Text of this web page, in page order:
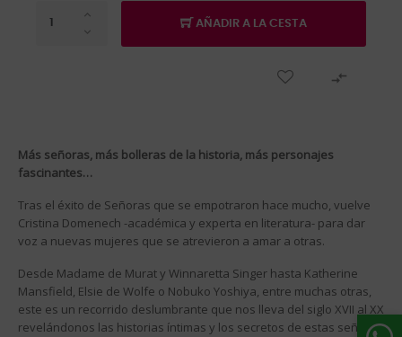
AÑADIR A LA CESTA

Más señoras, más bolleras de la historia, más personajes
fascinantes…
Tras el éxito de Señoras que se empotraron hace mucho, vuelve
Cristina Domenech -académica y experta en literatura- para dar
voz a nuevas mujeres que se atrevieron a amar a otras.
Desde Madame de Murat y Winnaretta Singer hasta Katherine
Mansfield, Elsie de Wolfe o Nobuko Yoshiya, entre muchas otras,
este es un recorrido deslumbrante que nos lleva del siglo XVII al XX
revelándonos las historias íntimas y los secretos de estas señoras